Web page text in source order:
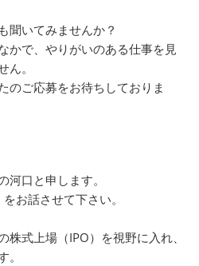
聞いてみませんか？
かで、やりがいのある仕事を見
。
のご応募をお待ちしておりま
河口と申します。
お話させて下さい。
株式上場（IPO）を視野に入れ、